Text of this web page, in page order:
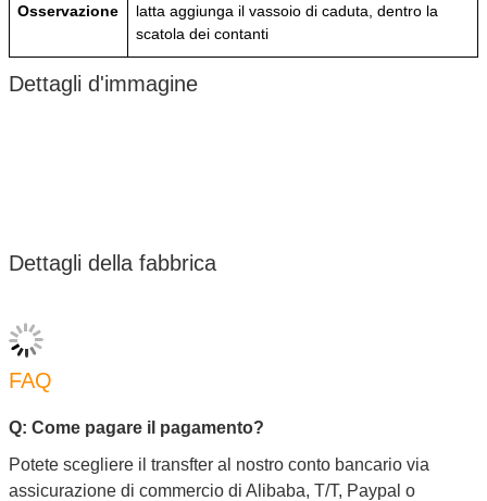
Osservazione
lattaaggiunga il vassoio di caduta, dentro la
scatola dei contanti
Dettagli d'immagine
Dettagli della fabbrica
FAQ
Q: Come pagare il pagamento?
Potete scegliere il transfter al nostro conto bancario via
assicurazione di commercio di Alibaba, T/T, Paypal o